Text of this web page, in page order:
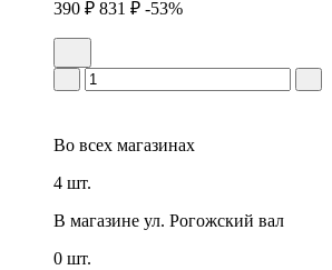
390 ₽ 831 ₽ -53%
Во всех магазинах
4 шт.
В магазине ул. Рогожский вал
0 шт.